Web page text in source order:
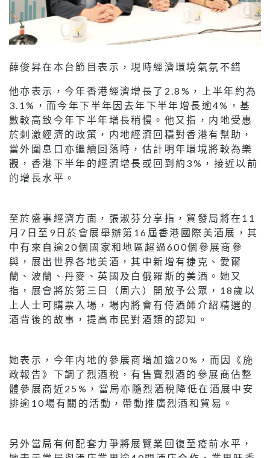
薛俊昇在本台節目表示，現時經濟環境氣氛不錯
他亦表示，今年香港經濟增長了2.8%，上半年約為
3.1%，而今年下半年因去年下半年增長逾4%，基
數較高致今年下半年增長稍慢。他又指，内地受惠
於刺激經濟的政策，内地經濟回穩對香港有幫助，
當外圍息口亦繼續回落時，估計明年環境將較為樂
觀，香港下半年的經濟增長或回到約3%，接近以前
的增長水平。
至於盛事經濟方面，張淑芬分享指，貿發局將在11
月7日至9日於會展舉辦第16屆香港國際美酒展，其
中有來自逾20個國家和地區超過600個參展商參
與，展出世界各地美酒，其中新增有捷克、愛爾
蘭、波蘭、丹麥、英國及白俄羅斯的美酒。她又
指，展會將於第三日（周六）開放予公眾，18歲以
上人士可購票入場，場内將會有侍酒師介紹精選的
酒背後的故事，提高市民對酒類的認知。
她表示，今年内地的參展商增加逾20%，而因《施
政報告》下調了烈酒稅，有售賣烈酒的參展商佔整
體參展商近25%，當局亦隨烈酒稅降低在酒展中安
排逾10場有關的活動，帶動推廣烈酒和貿易。
另外當局有何配套力爭將展覽業回復至疫前水平，